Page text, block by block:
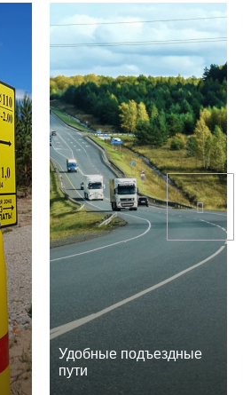
Удобные подъездные
пути